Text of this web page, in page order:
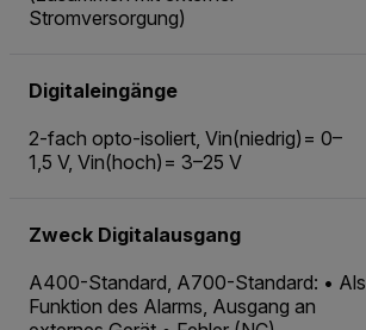
Stromversorgung)
Digitaleingänge
2-fach opto-isoliert, Vin(niedrig)= 0–
1,5 V, Vin(hoch)= 3–25 V
Zweck Digitalausgang
A400-Standard, A700-Standard: • Als
Funktion des Alarms, Ausgang an